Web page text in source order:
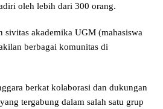
oleh lebih dari 300 orang.
sivitas akademika UGM (mahasiswa
berbagai komunitas di
berkat kolaborasi dan dukungan
tergabung dalam salah satu grup